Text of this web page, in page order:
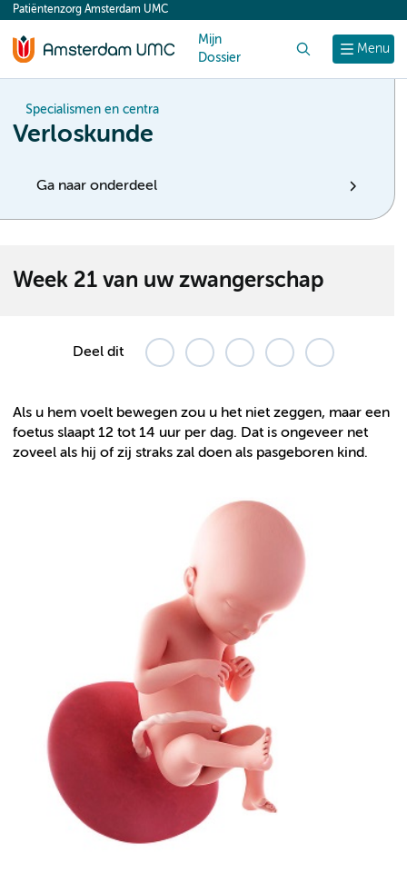
content
Menu
Patiëntenzorg Amsterdam UMC
Mijn
Dossier
Specialismen en centra
Verloskunde
Ga naar onderdeel
Week 21 van uw zwangerschap
Als u hem voelt bewegen zou u het niet zeggen, maar een
foetus slaapt 12 tot 14 uur per dag. Dat is ongeveer net
zoveel als hij of zij straks zal doen als pasgeboren kind.
Deel dit